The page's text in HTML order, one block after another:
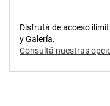
Disfrutá de acceso
y Galería.
Consultá nuestras